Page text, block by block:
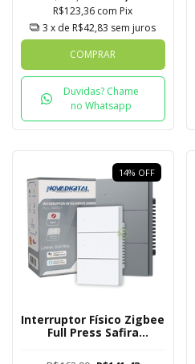
R$123,36 com Pix
3 x de R$42,83 sem juros
COMPRAR
Duvidas? Chame
no Whatsapp
14% OFF
Interruptor Físico Zigbee
Full Press Safira